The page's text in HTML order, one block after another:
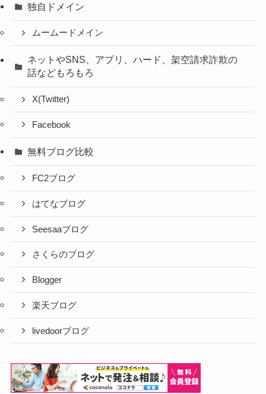
独自ドメイン
ムームードメイン
ネットやSNS、アプリ、ハード、架空請求詐欺の
話などもろもろ
X(Twitter)
Facebook
無料ブログ比較
FC2ブログ
はてなブログ
Seesaaブログ
さくらのブログ
Blogger
楽天ブログ
livedoorブログ